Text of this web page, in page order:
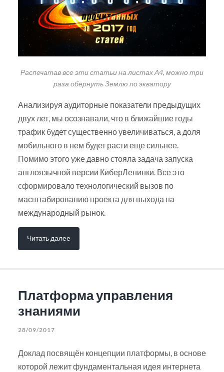
Распечатав все эти статьи на листах А4, можно три
раза обернуть Землю по экватору
Анализируя аудиторные показатели предыдущих
двух лет, мы осознавали, что в ближайшие годы
трафик будет существенно увеличиваться, а доля
мобильного в нем будет расти еще сильнее.
Помимо этого уже давно стояла задача запуска
англоязычной версии КиберЛенинки. Все это
сформировало технологический вызов по
масштабированию проекта для выхода на
международный рынок.
Читать далее
Платформа управления
знаниями
28/09/2017
Доклад посвящён концепции платформы, в основе
которой лежит фундаментальная идея интернета